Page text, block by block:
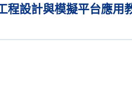
程設計與模擬平台應用